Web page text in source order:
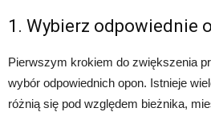
1. Wybierz odpowiednie
Pierwszym krokiem do zwiększenia
wybór odpowiednich opon. Istnieje
różnią się pod względem bieżnika,